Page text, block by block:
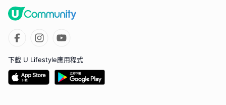
下載 U Lifestyle應用程式